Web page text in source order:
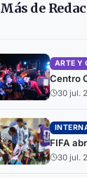
Más de
ARTE Y
Centro
30 jul.
FIFA
30 jul.